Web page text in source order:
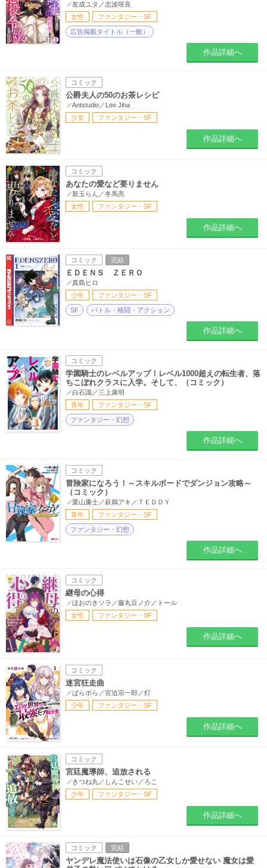
友成ユタ／志波咲良
女性
ファンタジー・SF
広告掲載タイトル（一般）
作品詳細へ
コミック
公爵夫人の50のお茶レシピ
Antstudio／Lee Jiha
少女
ファンタジー・SF
作品詳細へ
コミック
あなたの愛など要りません
新玉らん／冬馬亮
女性
ファンタジー・SF
作品詳細へ
コミック 完結
ＥＤＥＮＳ ＺＥＲＯ
真島ヒロ
少年
ファンタジー・SF
SF バトル・格闘・アクション
作品詳細へ
コミック
学園騎士のレベルアップ！レベル1000超えの転生者、落
ちこぼれクラスに入学。そして、（コミック）
白石識／三上康明
青年
ファンタジー・SF
ファンタジー・幻想
作品詳細へ
コミック
冒険家になろう！～スキルボードでダンジョン攻略～
（コミック）
栗山廉士／萩鵜アキ／ＴＥＤＤＹ
青年
ファンタジー・SF
ファンタジー・幻想
作品詳細へ
コミック
継母の心得
ほおのきソラ／藤丸豆ノ介／トール
女性
ファンタジー・SF
作品詳細へ
コミック
迷宮狂走曲
ぱらボら／宮迫宗一郎／灯
少年
ファンタジー・SF
作品詳細へ
コミック
宮廷魔導師、追放される
きつね丸／しんこせい／ろこ
少年
ファンタジー・SF
作品詳細へ
コミック 完結
ヤンデレ魔法使いは石像の乙女しか愛せない 魔女は愛